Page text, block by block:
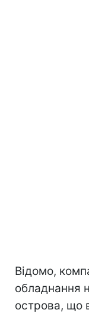
Відомо,
обладнання
острова, що